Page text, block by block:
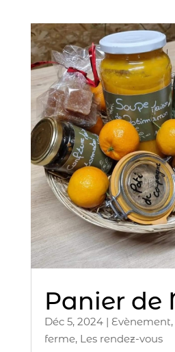
Panier de
Déc 5, 2024| Evènement,
ferme, Les rendez-vous